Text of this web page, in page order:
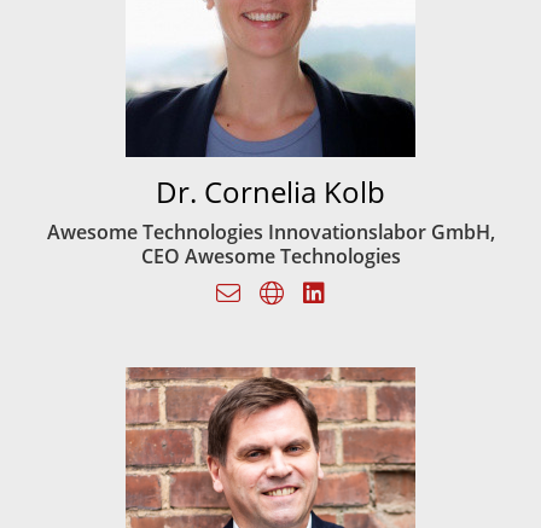
Dr. Cornelia Kolb
Awesome Technologies Innovationslabor GmbH,
CEO Awesome Technologies